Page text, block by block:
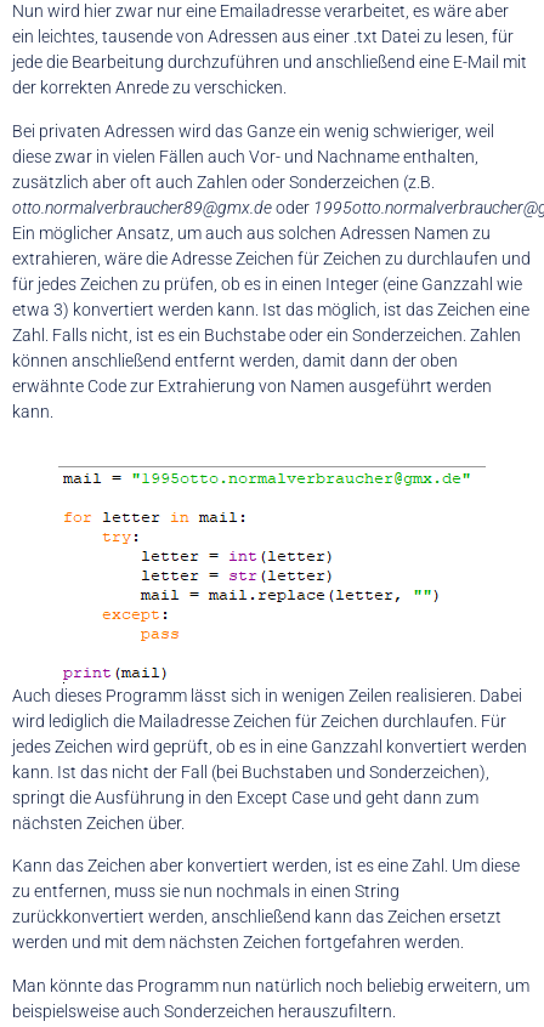
Nun wird hier zwar nur eine Emailadresse verarbeitet, es wäre aber
ein leichtes, tausende von Adressen aus einer .txt Datei zu lesen, für
jede die Bearbeitung durchzuführen und anschließend eine E-Mail mit
der korrekten Anrede zu verschicken.
Bei privaten Adressen wird das Ganze ein wenig schwieriger, weil
diese zwar in vielen Fällen auch Vor- und Nachname enthalten,
zusätzlich aber oft auch Zahlen oder Sonderzeichen (z.B.
otto.normalverbraucher89@gmx.deoder
Ein möglicher Ansatz, um auch aus solchen Adressen Namen zu
extrahieren, wäre die Adresse Zeichen für Zeichen zu durchlaufen und
für jedes Zeichen zu prüfen, ob es in einen Integer (eine Ganzzahl wie
etwa 3) konvertiert werden kann. Ist das möglich, ist das Zeichen eine
Zahl. Falls nicht, ist es ein Buchstabe oder ein Sonderzeichen. Zahlen
können anschließend entfernt werden, damit dann der oben
erwähnte Code zur Extrahierung von Namen ausgeführt werden
kann.
Auch dieses Programm lässt sich in wenigen Zeilen realisieren. Dabei
wird lediglich die Mailadresse Zeichen für Zeichen durchlaufen. Für
jedes Zeichen wird geprüft, ob es in eine Ganzzahl konvertiert werden
kann. Ist das nicht der Fall (bei Buchstaben und Sonderzeichen),
springt die Ausführung in den Except Case und geht dann zum
nächsten Zeichen über.
Kann das Zeichen aber konvertiert werden, ist es eine Zahl. Um diese
zu entfernen, muss sie nun nochmals in einen String
zurückkonvertiert werden, anschließend kann das Zeichen ersetzt
werden und mit dem nächsten Zeichen fortgefahren werden.
Man könnte das Programm nun natürlich noch beliebig erweitern, um
beispielsweise auch Sonderzeichen herauszufiltern.